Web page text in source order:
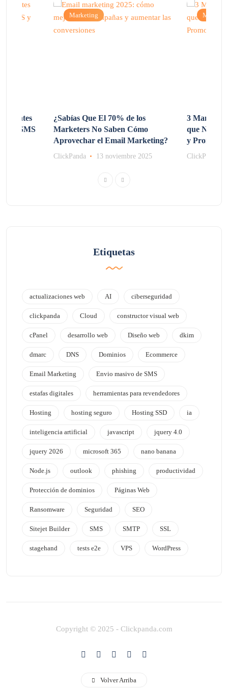
Clientes
SMS
Marketing
¿Sabías Que El 70% de los
Marketers No Saben Cómo
Aprovechar el Email Marketing?
ClickPanda 13 noviembre 2025
3 Maneras
que No
y
ClickPanda
Etiquetas
actualizaciones web AI ciberseguridad
clickpanda Cloud constructor visual web
cPanel desarrollo web Diseño web dkim
dmarc DNS Dominios Ecommerce
Email Marketing Envio masivo de SMS
estafas digitales herramientas para revendedores
Hosting hosting seguro Hosting SSD ia
inteligencia artificial javascript jquery 4.0
jquery 2026 microsoft 365 nano banana
Node.js outlook phishing productividad
Protección de dominios Páginas Web
Ransomware Seguridad SEO
Sitejet Builder SMS SMTP SSL
stagehand tests e2e VPS WordPress
Copyright © 2025 - Clickpanda.com
Volver Arriba